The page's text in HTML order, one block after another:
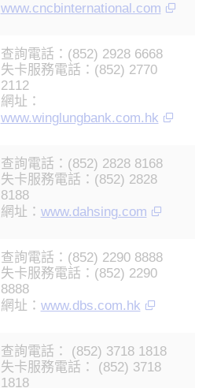
www.cncbinternational.com
查詢電話：(852) 2928 6668
失卡服務電話：(852) 2770
2112
網址：
www.winglungbank.com.hk
查詢電話：(852) 2828 8168
失卡服務電話：(852) 2828
8188
網址： www.dahsing.com
查詢電話：(852) 2290 8888
失卡服務電話：(852) 2290
8888
網址： www.dbs.com.hk
查詢電話： (852) 3718 1818
失卡服務電話： (852) 3718
1818